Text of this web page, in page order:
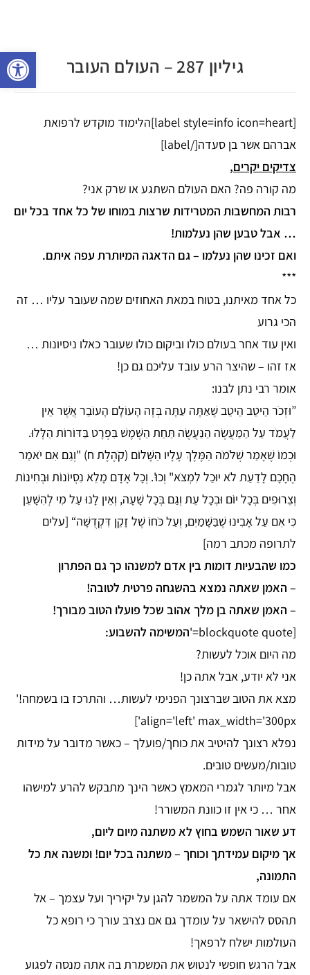
גיליון 287 – העולם העובר
[label style=info icon=heart]הלימוד מוקדש לרפואת
אברהם אשר בן סעדה[/label]
צדיקים יקרים,
מה קורה פה? האם העולם השתגע או שרק אני?
רבות המחשבות המטרידות שרצות במוחו של כל אחד בכל יום
… אבל טבען שהן נעלמות!
ואם זכינו שהן נעלמו – גם הדאגה המיותרת עפה איתם.
***
כל אחד מאיתנו, בטוח במאת האחוזים שמה שעובר עליו … זה
הכי גרוע
ואין עוד אחר בעולם כולו וביקום כולו שעובר כאלו ניסיונות …
אז זהו – שהיצר הרע עובד עליכם גם כן!
אומר רבי נתן לבנו:
”וּזְכֹר הֵיטֵב הֵיטֵב שֶׁאַתָּה עַתָּה בְּזֶה הָעוֹלָם הָעוֹבֵר אֲשֶׁר אֵין
לַעֲמֹד עַל הַמַּעֲשֶׂה הַנַּעֲשֶׂה תַּחַת הַשֶּׁמֶשׁ בִּפְרָט בַּדּוֹרוֹת הַלָּלוּ.
וּכְמוֹ שֶׁאָמַר שְׁלֹמֹה הַמֶּלֶךְ עָלָיו הַשָּׁלוֹם (קֹהֶלֶת ח) "וְגַם אִם יֹאמַר
הֶחָכָם לָדַעַת לֹא יוּכַל לִמְצֹא" וְכוּ'. וְכָל אָדָם מָלֵא נִסְיוֹנוֹת וּבְחִינוֹת
וְצֵרוּפִים בְּכָל יוֹם וּבְכָל עֵת וְגַם בְּכָל שָׁעָה, וְאֵין לָנוּ עַל מִי לְהִשָּׁעֵן
כִּי אִם עַל אָבִינוּ שֶׁבַּשָּׁמַיִם, וְעַל כֹּחוֹ שֶׁל זָקֵן דִּקְדֻשָּׁה“ [עלים
לתרופה מכתב רמה]
כמו שהבעיות דומות בין אדם למשנהו כך גם הפתרון
– האמן שאתה נמצא בהשגחה פרטית לטובה!
– האמן שאתה בן מלך אהוב שכל פועלו הטוב מבורך!
[blockquote quote='
המשימה להשבוע:
מה היום אוכל לעשות?
אני לא יודע, אבל אתה כן!
מצא את הטוב שברצונך הפנימי לעשות… והתרכז בו בשמחה!'
align='left' max_width='300px']
נפלא רצונך להיטיב את כוחך/פועלך – כאשר מדובר על מידות
טובות/מעשים טובים.
אבל מיותר לגמרי המאמץ כאשר הינך מתבקש להרע למישהו
אחר … כי אין זו כוונת המשורר!
דע שאור השמש בחוץ לא משתנה מיום ליום,
אך מיקום עמידתך וכוחך – משתנה בכל יום! ומשנה את כל
התמונה,
אם עומד אתה על המשמר להגן על יקיריך ועל עצמך – אל
תהסס להישאר על עומדך גם אם נצרב עורך כי רופא כל
העולמות ישלח לרפאך!
אבל הרגש חופשי לנטוש את המשמרת בה אתה מנסה לפגוע